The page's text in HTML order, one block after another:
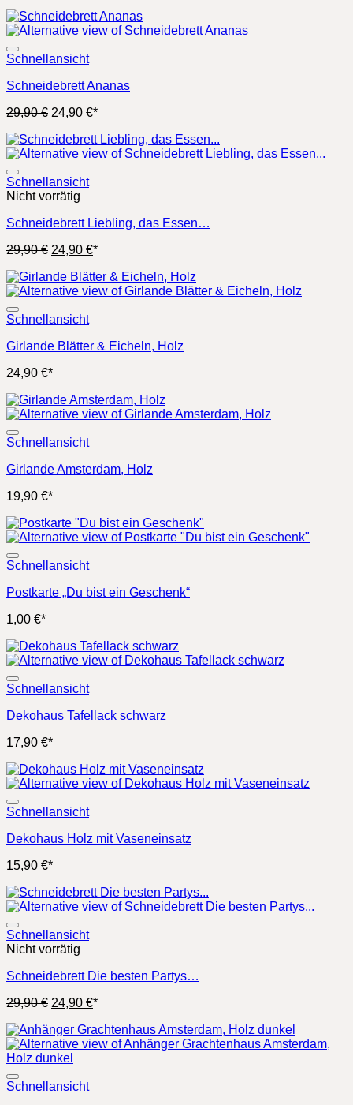
Schnellansicht
Schneidebrett Ananas
29,90€ Ursprünglicher
war:
29,90 €
24,90 €Aktueller
ist:
24,90 €.
*
Schnellansicht
Nicht vorrätig
Schneidebrett Liebling, das Essen…
29,90€ Ursprünglicher
war:
29,90 €
24,90 €Aktueller
ist:
24,90 €.
*
Schnellansicht
Girlande Blätter & Eicheln, Holz
24,90 €*
Schnellansicht
Girlande Amsterdam, Holz
19,90 €*
Schnellansicht
Postkarte „Du bist ein Geschenk“
1,00 €*
Schnellansicht
Dekohaus Tafellack schwarz
17,90 €*
Schnellansicht
Dekohaus Holz mit Vaseneinsatz
15,90 €*
Schnellansicht
Nicht vorrätig
Schneidebrett Die besten Partys…
29,90€ Ursprünglicher
war:
29,90 €
24,90 €Aktueller
ist:
24,90 €.
*
Schnellansicht